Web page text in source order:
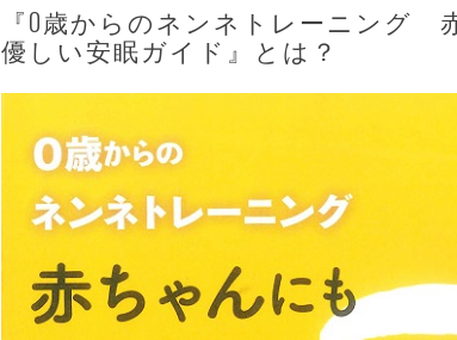
『0歳からのネンネトレーニング
優しい安眠ガイド』とは？